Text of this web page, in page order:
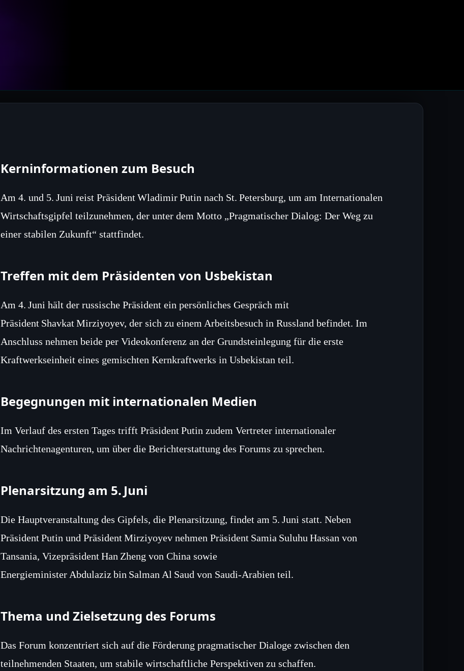
Kerninformationen zum Besuch
Am 4. und 5. Juni reist Präsident Wladimir Putin nach St. Petersburg, um am Internationalen
Wirtschaftsgipfel teilzunehmen, der unter dem Motto „Pragmatischer Dialog: Der Weg zu
einer stabilen Zukunft“ stattfindet.
Treffen mit dem Präsidenten von Usbekistan
Am 4. Juni hält der russische Präsident ein persönliches Gespräch mit
Präsident Shavkat Mirziyoyev, der sich zu einem Arbeitsbesuch in Russland befindet. Im
Anschluss nehmen beide per Videokonferenz an der Grundsteinlegung für die erste
Kraftwerkseinheit eines gemischten Kernkraftwerks in Usbekistan teil.
Begegnungen mit internationalen Medien
Im Verlauf des ersten Tages trifft Präsident Putin zudem Vertreter internationaler
Nachrichtenagenturen, um über die Berichterstattung des Forums zu sprechen.
Plenarsitzung am 5. Juni
Die Hauptveranstaltung des Gipfels, die Plenarsitzung, findet am 5. Juni statt. Neben
Präsident Putin und Präsident Mirziyoyev nehmen Präsident Samia Suluhu Hassan von
Tansania, Vizepräsident Han Zheng von China sowie
Energieminister Abdulaziz bin Salman Al Saud von Saudi-Arabien teil.
Thema und Zielsetzung des Forums
Das Forum konzentriert sich auf die Förderung pragmatischer Dialoge zwischen den
teilnehmenden Staaten, um stabile wirtschaftliche Perspektiven zu schaffen.